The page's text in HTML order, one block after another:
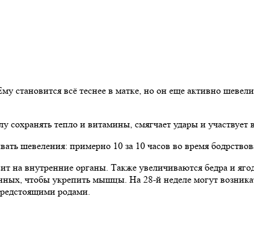
становится всё теснее в матке, но он еще активно
тепло и витамины, смягчает удары и участвует
шевеления: примерно 10 за 10 часов во время
на внутренние органы. Также увеличиваются бедра и
чтобы укрепить мышцы. На 28-й неделе могут
родами.